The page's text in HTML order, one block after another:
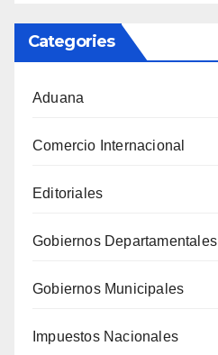
Categories
Aduana
Comercio Internacional
Editoriales
Gobiernos Departamentales
Gobiernos Municipales
Impuestos Nacionales